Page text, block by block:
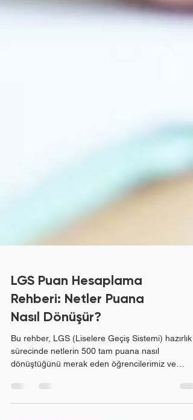
LGS Puan Hesaplama
Rehberi: Netler Puana
Nasıl Dönüşür?
Bu rehber, LGS (Liselere Geçiş Sistemi) hazırlık
dönüştüğünü merak eden öğrencilerimiz ve